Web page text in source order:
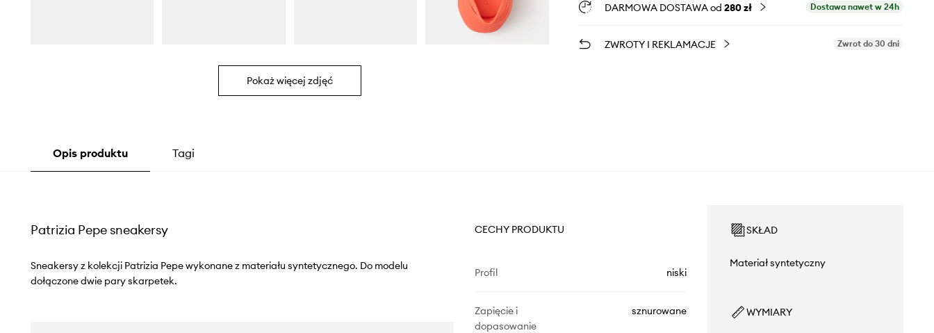
Pokaż więcej zdjęć
DARMOWA DOSTAWA od 280 zł Dostawa nawet w 24h
ZWROTY I REKLAMACJE Zwrot do 30 dni
Opis produktu Tagi
Patrizia Pepe sneakersy
Sneakersy z kolekcji Patrizia Pepe wykonane z materiału syntetycznego. Do modelu
dołączone dwie pary skarpetek.
CECHY PRODUKTU
Profil niski
Zapięcie i
dopasowanie
sznurowane
SKŁAD
Materiał syntetyczny
WYMIARY